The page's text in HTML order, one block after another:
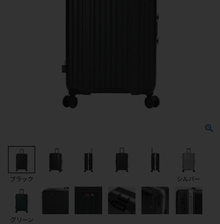
ブラック シルバー
グリーン